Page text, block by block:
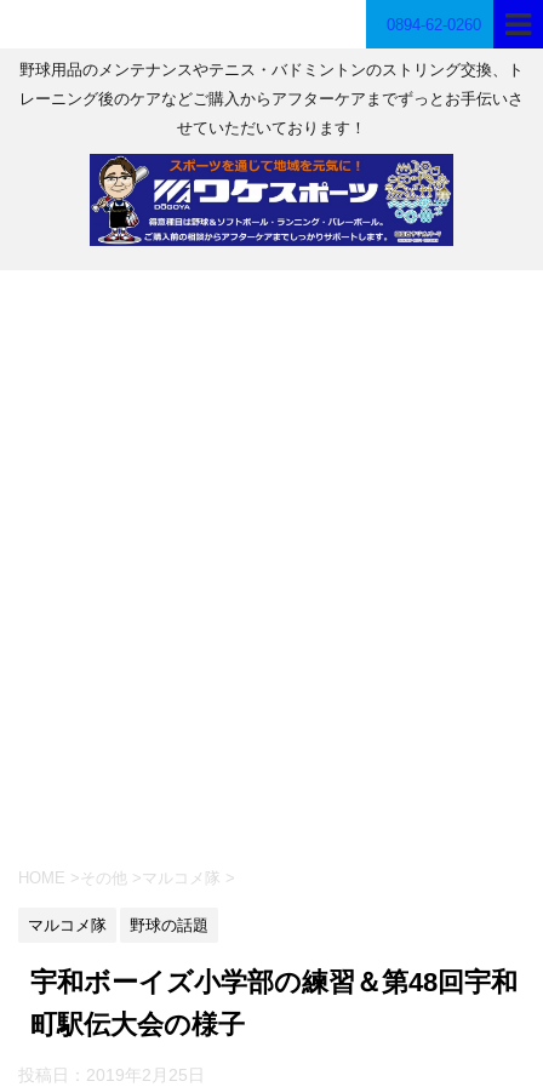
0894-62-0260
野球用品のメンテナンスやテニス・バドミントンのストリング交換、ト
レーニング後のケアなどご購入からアフターケアまでずっとお手伝いさ
せていただいております！
HOME > その他 >マルコメ隊 >
マルコメ隊 野球の話題
宇和ボーイズ小学部の練習＆第48回宇和
町駅伝大会の様子
投稿日： 2019年2月25日